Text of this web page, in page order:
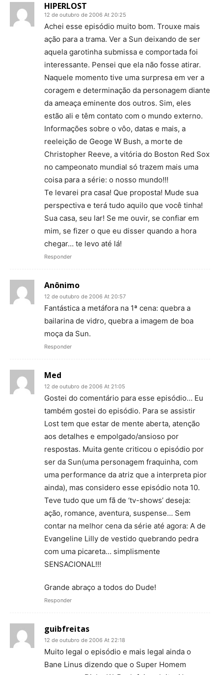
HIPERLOST
12 de outubro de 2006 At 20:25
Achei esse episódio muito bom. Trouxe mais
ação para a trama. Ver a Sun deixando de ser
aquela garotinha submissa e comportada foi
interessante. Pensei que ela não fosse atirar.
Naquele momento tive uma surpresa em ver a
coragem e determinação da personagem diante
da ameaça eminente dos outros. Sim, eles
estão ali e têm contato com o mundo externo.
Informações sobre o vôo, datas e mais, a
reeleição de Geoge W Bush, a morte de
Christopher Reeve, a vitória do Boston Red Sox
no campeonato mundial só trazem mais uma
coisa para a série: o nosso mundo!!!
Te levarei pra casa! Que proposta! Mude sua
perspectiva e terá tudo aquilo que você tinha!
Sua casa, seu lar! Se me ouvir, se confiar em
mim, se fizer o que eu disser quando a hora
chegar… te levo até lá!
Responder
Anônimo
12 de outubro de 2006 At 20:57
Fantástica a metáfora na 1ª cena: quebra a
bailarina de vidro, quebra a imagem de boa
moça da Sun.
Responder
Med
12 de outubro de 2006 At 21:05
Gostei do comentário para esse episódio… Eu
também gostei do episódio. Para se assistir
Lost tem que estar de mente aberta, atenção
aos detalhes e empolgado/ansioso por
respostas. Muita gente criticou o episódio por
ser da Sun(uma personagem fraquinha, com
uma performance da atriz que a interpreta pior
ainda), mas considero esse episódio nota 10.
Teve tudo que um fã de ‘tv-shows’ deseja:
ação, romance, aventura, suspense… Sem
contar na melhor cena da série até agora: A de
Evangeline Lilly de vestido quebrando pedra
com uma picareta… simplismente
SENSACIONAL!!!
Grande abraço a todos do Dude!
Responder
guibfreitas
12 de outubro de 2006 At 22:18
Muito legal o episódio e mais legal ainda o
Bane Linus dizendo que o Super Homem